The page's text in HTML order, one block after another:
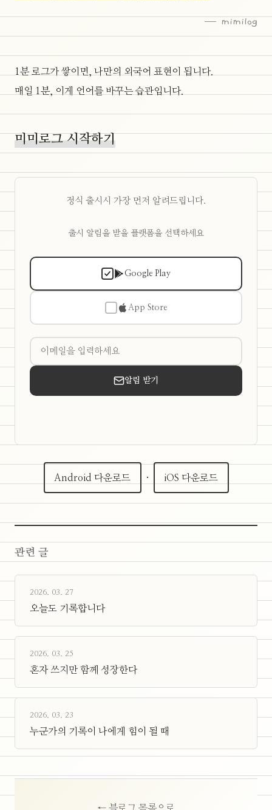
— mimilog
1분 로그가 쌓이면, 나만의 외국어 표현이 됩니다.
매일 1분, 이게 언어를 바꾸는 습관입니다.
미미로그 시작하기
정식 출시시 가장 먼저 알려드립니다.
출시 알림을 받을 플랫폼을 선택하세요
Google Play
App Store
알림 받기
Android 다운로드 · iOS 다운로드
관련 글
2026. 03. 27
오늘도 기록합니다
2026. 03. 25
혼자 쓰지만 함께 성장한다
2026. 03. 23
누군가의 기록이 나에게 힘이 될 때